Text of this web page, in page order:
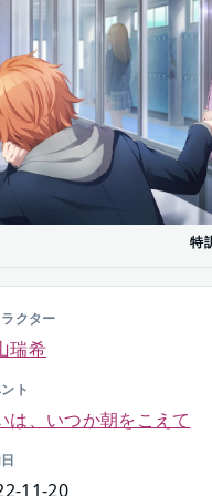
特
クター
瑞希
ト
は、いつか朝をこえて
11-20